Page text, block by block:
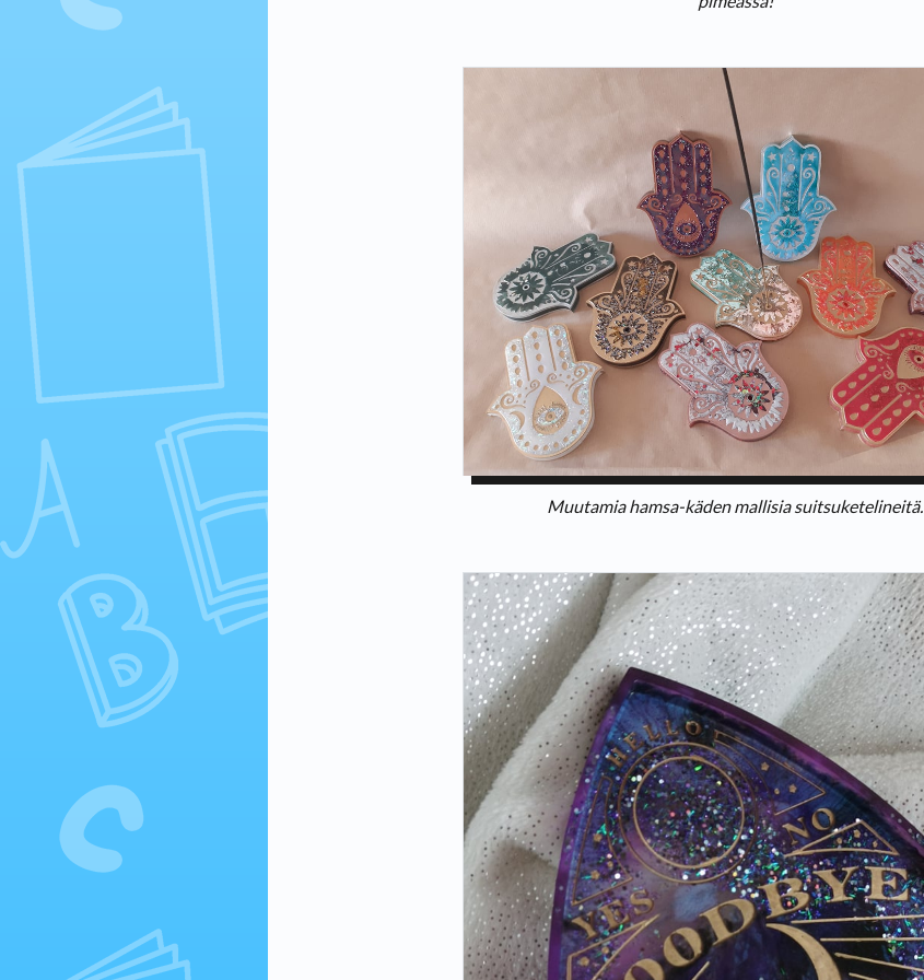
Muutamia hamsa-käden mallisia suitsuketelineitä.